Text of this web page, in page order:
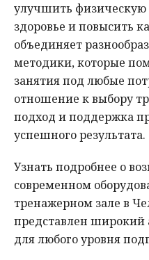
улучшить
здоровье и повысить
объединяет
методики, которые
занятия под любые
отношение к выбору
подход и поддержка
успешного результата.
Узнать подробнее о
современном
тренажерном зале в
представлен широкий
для любого уровня